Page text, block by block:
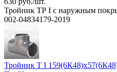
Тройник ТР I с наружным
002-04834179-2019
Тройник Т I